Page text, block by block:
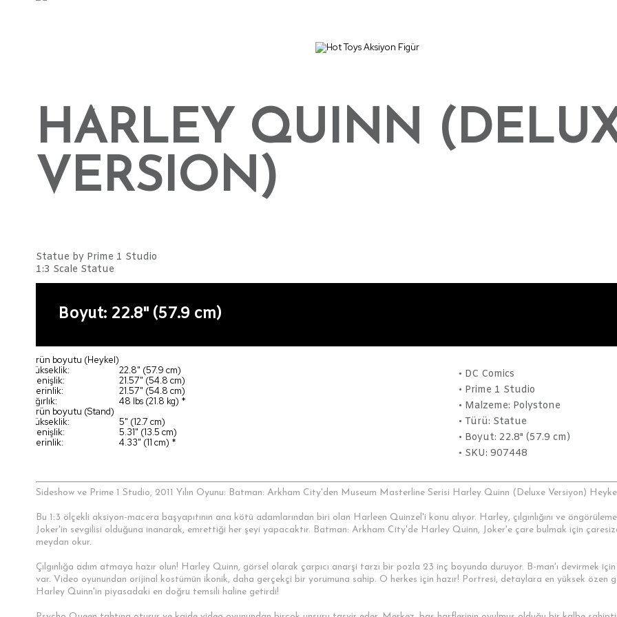
HARLEY QUINN
VERSION)
Statue by Prime 1 Studio
1:3 Scale Statue
Boyut: 22.8" (57.9 cm)
Ürün boyutu (Heykel)
Yükseklik:
22.8" (57.9 cm)
Genişlik:
21.57" (54.8 cm)
Derinlik:
21.57" (54.8 cm)
Ağırlık:
48 lbs (21.8 kg) *
Ürün boyutu (Stand)
Yükseklik:
5" (12.7 cm)
Genişlik:
5.31" (13.5 cm)
Derinlik:
4.33" (11 cm) *
• DC Comics
• Prime 1 Studio
• Malzeme: Polystone
• Türü: Statue
• Boyut: 22.8" (57.9 cm)
• SKU: 907448
Sideshow ve Prime 1 Studio, 2011 Yılın Oyunu: Batman: Arkham City'den Museum Masterline Serisi Harley Quinn (Deluxe Versiyon)
Bu 1:3 ölçekli aksiyon-macera başyapıtının ana kötü adamlarından biri olan Harleen Quinzel'i konu alıyor. Harley, çılgınlığını ve
Joker'in sevgilisi olduğuna inanarak, emrettiği her şeyi yapacaktır. Batman: Arkham City'de Harley Quinn, Joker'e çare bulmak için
meydan okur.
Çılgınlığa adım atmaya hazır olun! Harley Quinn, görsel olarak çarpıcı anarşi tarzı bir pozla 23 inç boyunda duruyor. B-man'ı devirmek
var. Video oyunundan orijinal kostümün ikonik, daha gerçekçi bir yorumuna sahip. O herkes için hazır! Portresi, detaylara en yüksek
Harley Quinn'in piyasadaki en doğru temsili haline getirdi!